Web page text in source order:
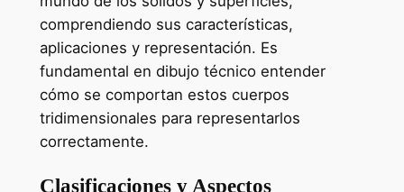
comprendiendo sus características,
aplicaciones y representación. Es
fundamental en dibujo técnico entender
cómo se comportan estos cuerpos
tridimensionales para representarlos
correctamente.
Clasificaciones y Aspectos